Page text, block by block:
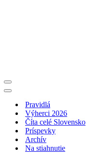
Menu
navigácie
Menu
navigáciePravidlá
Výherci 2026
Číta celé Slovensko
Príspevky
Archív
Na stiahnutie